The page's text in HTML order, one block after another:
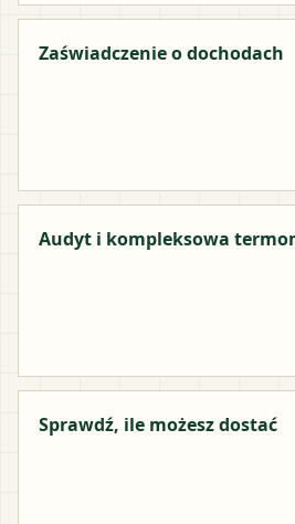
Zaświadczenie o dochodach
Audyt i kompleksowa
Sprawdź, ile możesz dostać